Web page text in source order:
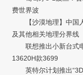
费世界波
【沙漠地理】中国人
及其他相关地理分界线
联想推出小新台式电
13620H款3699
英特尔计划推出“3D